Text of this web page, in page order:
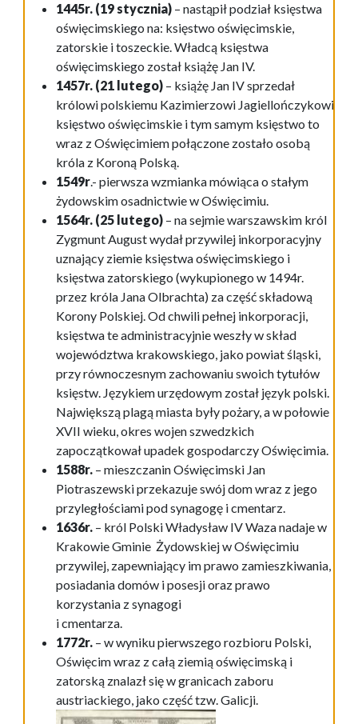
1445r. (19 stycznia) – nastąpił podział księstwa
oświęcimskiego na: księstwo oświęcimskie,
zatorskie i toszeckie. Władcą księstwa
oświęcimskiego został książę Jan IV.
1457r. (21 lutego) – książę Jan IV sprzedał
królowi polskiemu Kazimierzowi Jagiellończykowi
księstwo oświęcimskie i tym samym księstwo to
wraz z Oświęcimiem połączone zostało osobą
króla z Koroną Polską.
1549r.- pierwsza wzmianka mówiąca o stałym
żydowskim osadnictwie w Oświęcimiu.
1564r. (25 lutego) – na sejmie warszawskim król
Zygmunt August wydał przywilej inkorporacyjny
uznający ziemie księstwa oświęcimskiego i
księstwa zatorskiego (wykupionego w 1494r.
przez króla Jana Olbrachta) za część składową
Korony Polskiej. Od chwili pełnej inkorporacji,
księstwa te administracyjnie weszły w skład
województwa krakowskiego, jako powiat śląski,
przy równoczesnym zachowaniu swoich tytułów
księstw. Językiem urzędowym został język polski.
Największą plagą miasta były pożary, a w połowie
XVII wieku, okres wojen szwedzkich
zapoczątkował upadek gospodarczy Oświęcimia.
1588r. – mieszczanin Oświęcimski Jan
Piotraszewski przekazuje swój dom wraz z jego
przyległościami pod synagogę i cmentarz.
1636r. – król Polski Władysław IV Waza nadaje w
Krakowie Gminie Żydowskiej w Oświęcimiu
przywilej, zapewniający im prawo zamieszkiwania,
posiadania domów i posesji oraz prawo
korzystania z synagogi
i cmentarza.
1772r. – w wyniku pierwszego rozbioru Polski,
Oświęcim wraz z całą ziemią oświęcimską i
zatorską znalazł się w granicach zaboru
austriackiego, jako część tzw. Galicji.